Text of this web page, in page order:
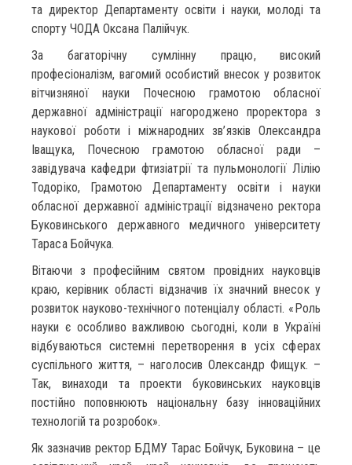
та директор Департаменту освіти і науки, молоді та
спорту ЧОДА Оксана Палійчук.
За багаторічну сумлінну працю, високий
професіоналізм, вагомий особистий внесок у розвиток
вітчизняної науки Почесною грамотою обласної
державної адміністрації нагороджено проректора з
наукової роботи і міжнародних зв’язків Олександра
Іващука, Почесною грамотою обласної ради –
завідувача кафедри фтизіатрії та пульмонології Лілію
Тодоріко, Грамотою Департаменту освіти і науки
обласної державної адміністрації відзначено ректора
Буковинського державного медичного університету
Тараса Бойчука.
Вітаючи з професійним святом провідних науковців
краю, керівник області відзначив їх значний внесок у
розвиток науково-технічного потенціалу області. «Роль
науки є особливо важливою сьогодні, коли в Україні
відбуваються системні перетворення в усіх сферах
суспільного життя, – наголосив Олександр Фищук. –
Так, винаходи та проекти буковинських науковців
постійно поповнюють національну базу інноваційних
технологій та розробок».
Як зазначив ректор БДМУ Тарас Бойчук, Буковина – це